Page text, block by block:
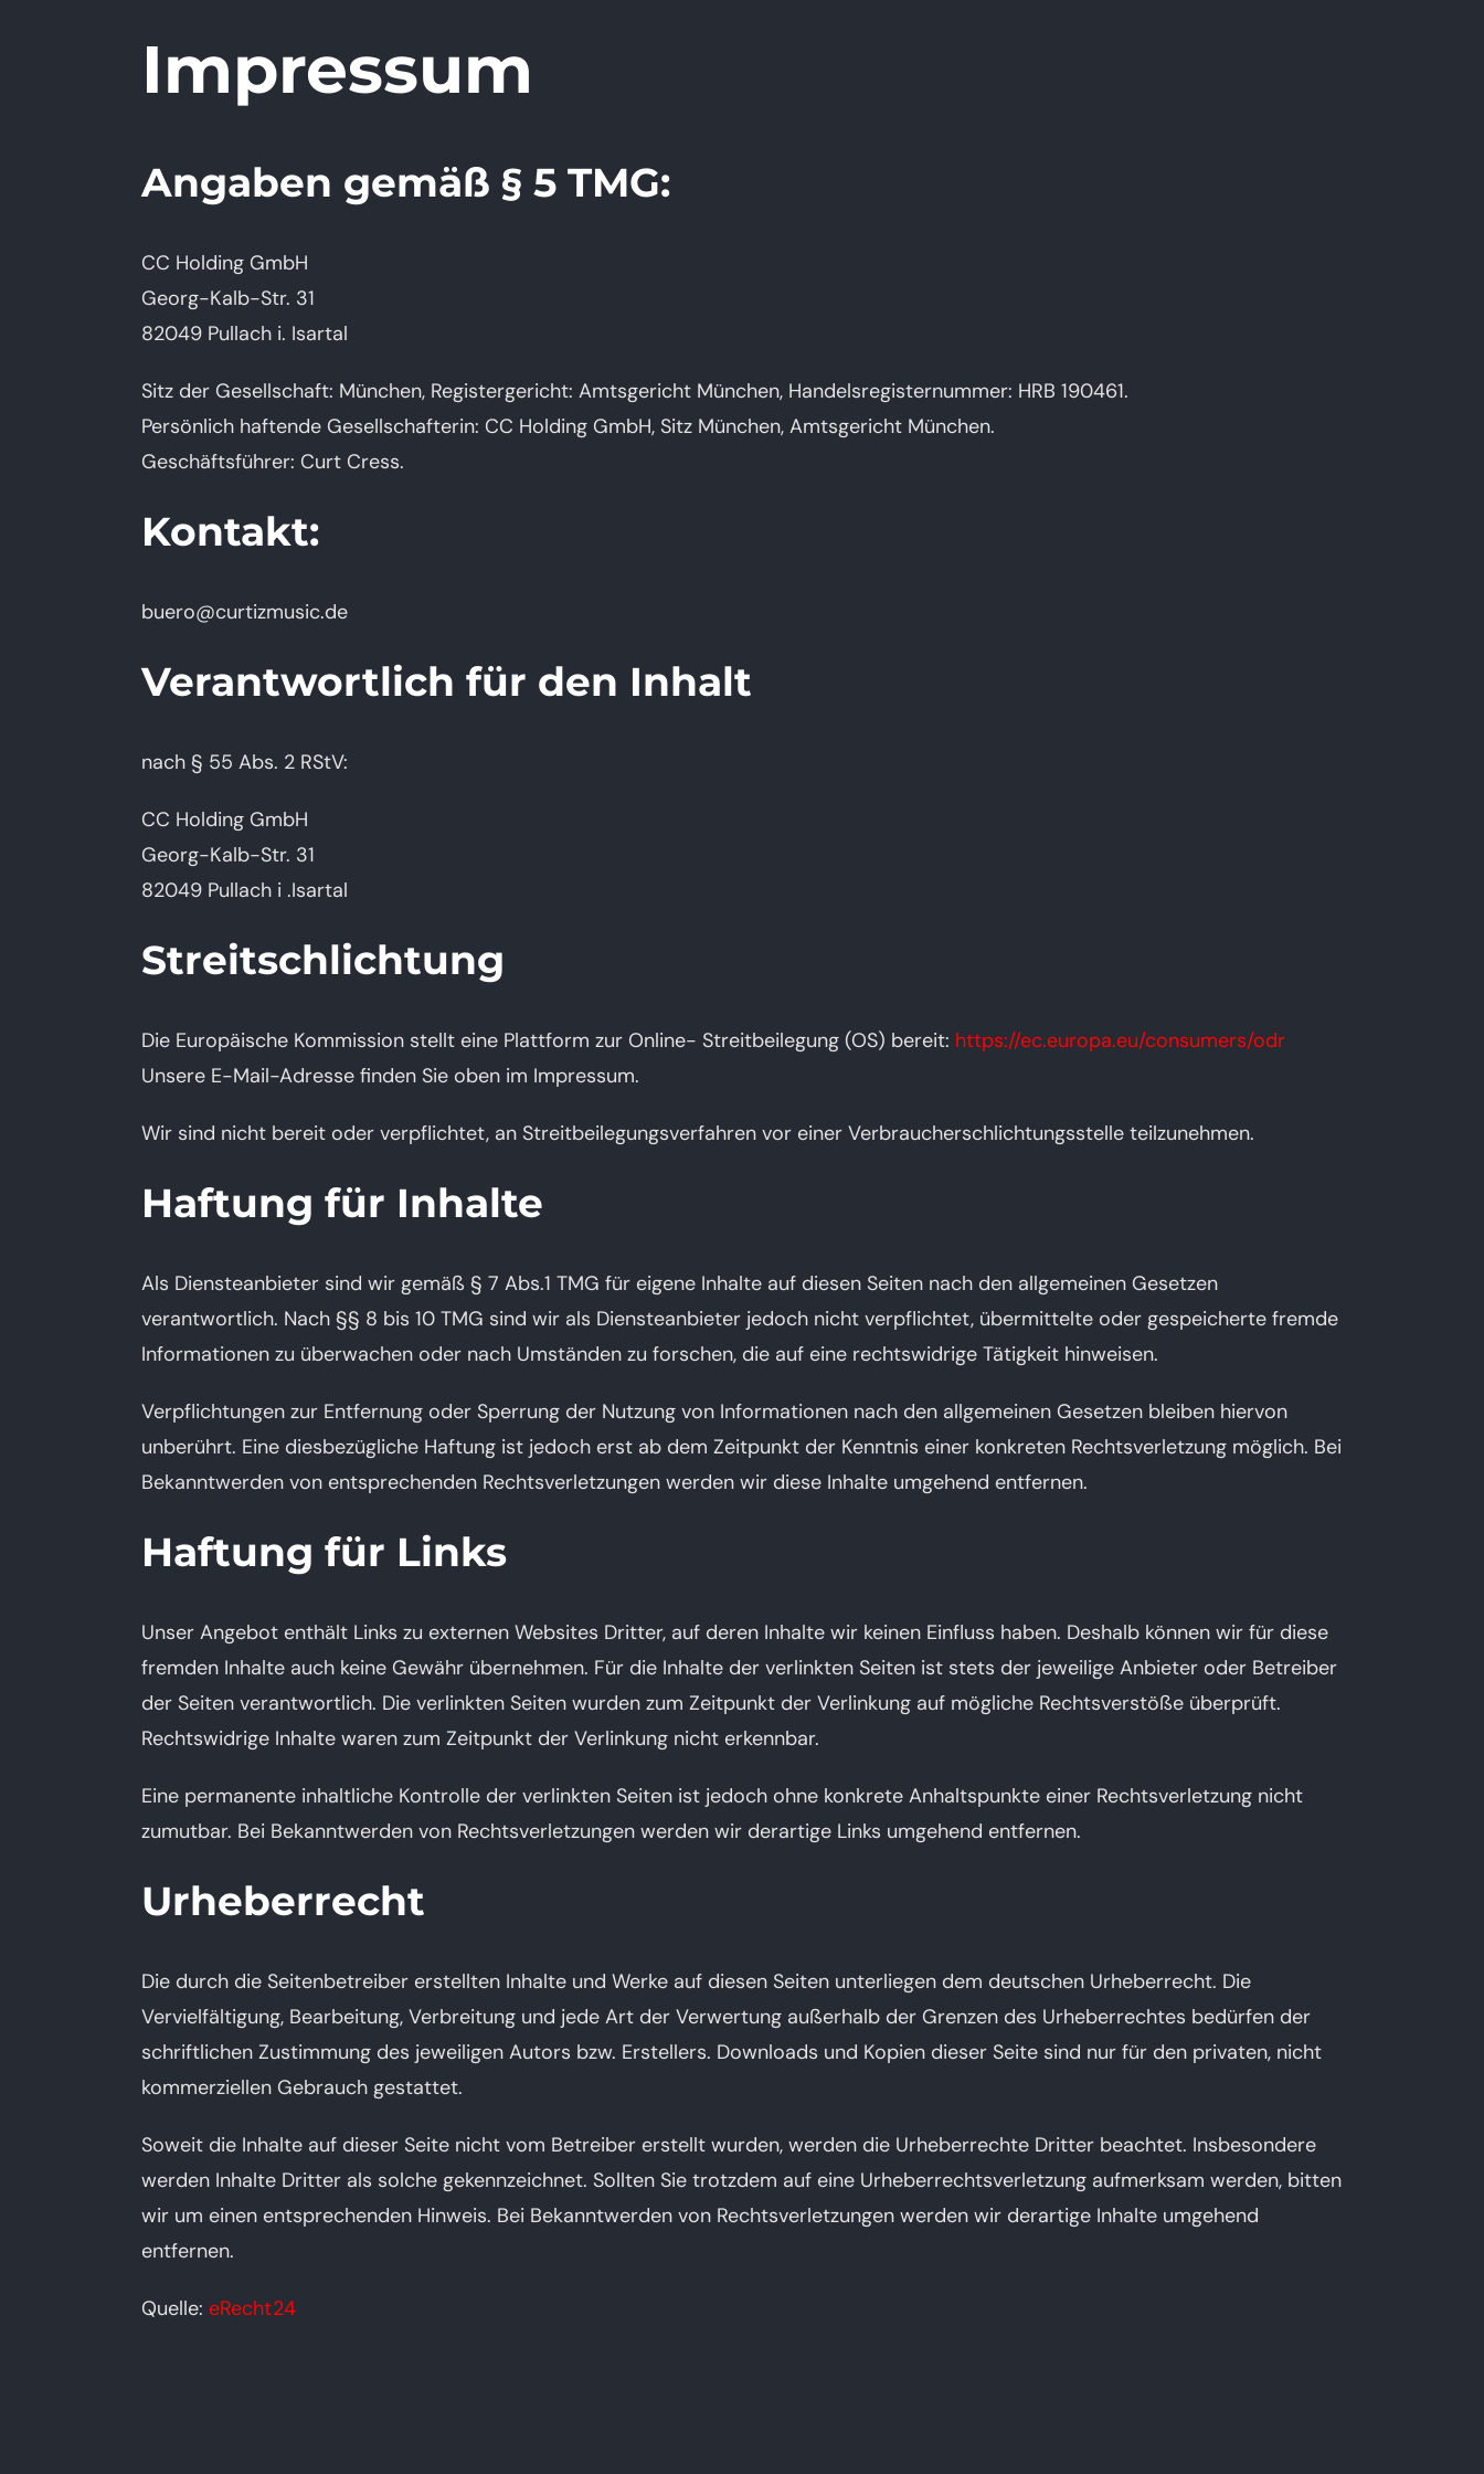
Impressum
Angaben gemäß § 5 TMG:
CC Holding GmbH
Georg-Kalb-Str. 31
82049 Pullach i. Isartal
Sitz der Gesellschaft: München, Registergericht: Amtsgericht München, Handelsregisternummer: HRB 190461.
Persönlich haftende Gesellschafterin: CC Holding GmbH, Sitz München, Amtsgericht München.
Geschäftsführer: Curt Cress.
Kontakt:
buero@curtizmusic.de
Verantwortlich für den Inhalt
nach § 55 Abs. 2 RStV:
CC Holding GmbH
Georg-Kalb-Str. 31
82049 Pullach i .Isartal
Streitschlichtung
Die Europäische Kommission stellt eine Plattform zur Online- Streitbeilegung (OS) bereit: https://ec.europa.eu/consumers/odr
Unsere E-Mail-Adresse finden Sie oben im Impressum.
Wir sind nicht bereit oder verpflichtet, an Streitbeilegungsverfahren vor einer Verbraucherschlichtungsstelle teilzunehmen.
Haftung für Inhalte
Als Diensteanbieter sind wir gemäß § 7 Abs.1 TMG für eigene Inhalte auf diesen Seiten nach den allgemeinen Gesetzen
verantwortlich. Nach §§ 8 bis 10 TMG sind wir als Diensteanbieter jedoch nicht verpflichtet, übermittelte oder gespeicherte fremde
Informationen zu überwachen oder nach Umständen zu forschen, die auf eine rechtswidrige Tätigkeit hinweisen.
Verpflichtungen zur Entfernung oder Sperrung der Nutzung von Informationen nach den allgemeinen Gesetzen bleiben hiervon
unberührt. Eine diesbezügliche Haftung ist jedoch erst ab dem Zeitpunkt der Kenntnis einer konkreten Rechtsverletzung möglich. Bei
Bekanntwerden von entsprechenden Rechtsverletzungen werden wir diese Inhalte umgehend entfernen.
Haftung für Links
Unser Angebot enthält Links zu externen Websites Dritter, auf deren Inhalte wir keinen Einfluss haben. Deshalb können wir für diese
fremden Inhalte auch keine Gewähr übernehmen. Für die Inhalte der verlinkten Seiten ist stets der jeweilige Anbieter oder Betreiber
der Seiten verantwortlich. Die verlinkten Seiten wurden zum Zeitpunkt der Verlinkung auf mögliche Rechtsverstöße überprüft.
Rechtswidrige Inhalte waren zum Zeitpunkt der Verlinkung nicht erkennbar.
Eine permanente inhaltliche Kontrolle der verlinkten Seiten ist jedoch ohne konkrete Anhaltspunkte einer Rechtsverletzung nicht
zumutbar. Bei Bekanntwerden von Rechtsverletzungen werden wir derartige Links umgehend entfernen.
Urheberrecht
Die durch die Seitenbetreiber erstellten Inhalte und Werke auf diesen Seiten unterliegen dem deutschen Urheberrecht. Die
Vervielfältigung, Bearbeitung, Verbreitung und jede Art der Verwertung außerhalb der Grenzen des Urheberrechtes bedürfen der
schriftlichen Zustimmung des jeweiligen Autors bzw. Erstellers. Downloads und Kopien dieser Seite sind nur für den privaten, nicht
kommerziellen Gebrauch gestattet.
Soweit die Inhalte auf dieser Seite nicht vom Betreiber erstellt wurden, werden die Urheberrechte Dritter beachtet. Insbesondere
werden Inhalte Dritter als solche gekennzeichnet. Sollten Sie trotzdem auf eine Urheberrechtsverletzung aufmerksam werden, bitten
wir um einen entsprechenden Hinweis. Bei Bekanntwerden von Rechtsverletzungen werden wir derartige Inhalte umgehend
entfernen.
Quelle: eRecht24